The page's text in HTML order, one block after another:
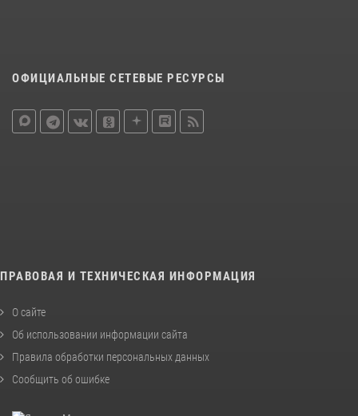
ОФИЦИАЛЬНЫЕ СЕТЕВЫЕ РЕСУРСЫ
ПРАВОВАЯ И ТЕХНИЧЕСКАЯ ИНФОРМАЦИЯ
О сайте
Об использовании информации сайта
Правила обработки персональных данных
Сообщить об ошибке